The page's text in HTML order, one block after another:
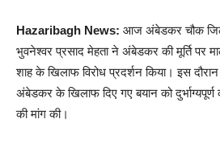
Hazaribagh News: आज अंबेडकर चौक
भुवनेश्वर प्रसाद मेहता ने अंबेडकर की मूर्ति पर
शाह के खिलाफ विरोध प्रदर्शन किया। इस दौरान
अंबेडकर के खिलाफ दिए गए बयान को
की मांग की।